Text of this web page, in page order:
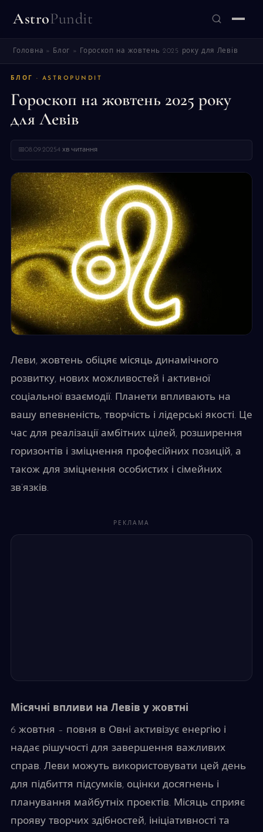
AstroPundit
Головна » Блог » Гороскоп на жовтень 2025 року для Левів
БЛОГ · ASTROPUNDIT
Гороскоп на жовтень 2025 року
для Левів
📅08.09.20254 хв читання
Леви, жовтень обіцяє місяць динамічного
розвитку, нових можливостей і активної
соціальної взаємодії. Планети впливають на
вашу впевненість, творчість і лідерські якості. Це
час для реалізації амбітних цілей, розширення
горизонтів і зміцнення професійних позицій, а
також для зміцнення особистих і сімейних
зв’язків.
РЕКЛАМА
Місячні впливи на Левів у жовтні
6 жовтня – повня в Овні активізує енергію і
надає рішучості для завершення важливих
справ. Леви можуть використовувати цей день
для підбиття підсумків, оцінки досягнень і
планування майбутніх проектів. Місяць сприяє
прояву творчих здібностей, ініціативності та